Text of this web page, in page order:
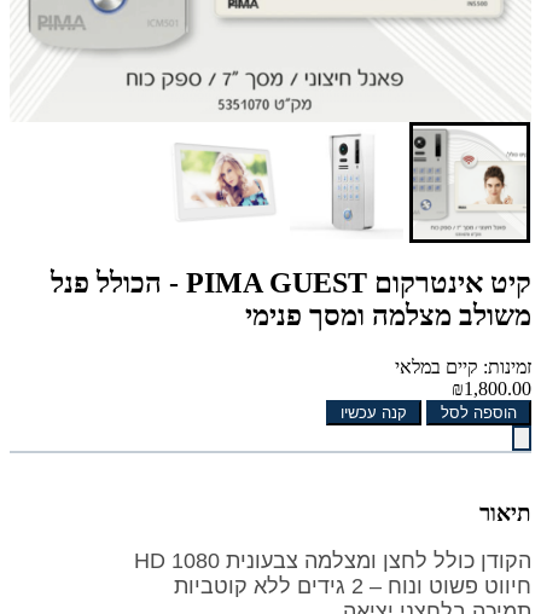
קיט אינטרקום PIMA GUEST - הכולל פנל
משולב מצלמה ומסך פנימי
זמינות: קיים במלאי
₪1,800.00
הוספה לסל קנה עכשיו
תיאור
הקודן כולל לחצן ומצלמה צבעונית HD 1080
חיווט פשוט ונוח – 2 גידים ללא קוטביות